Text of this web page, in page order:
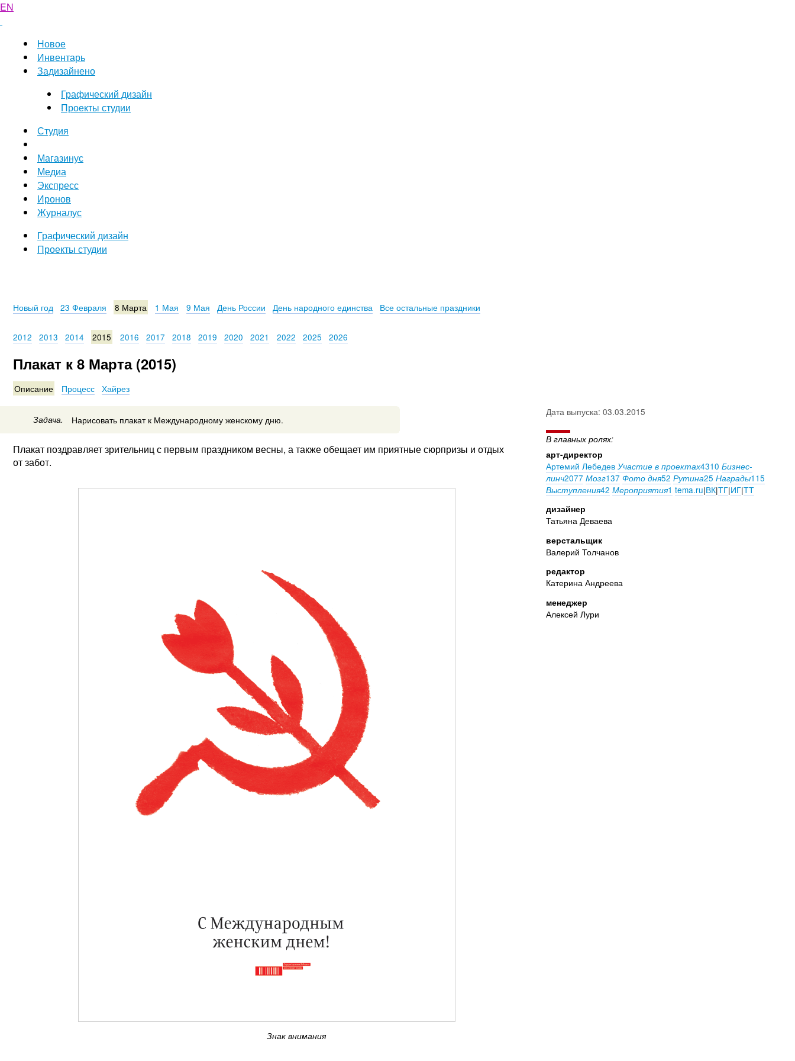
EN
Новое
Инвентарь
Задизайнено
Графический дизайн
Проекты студии
Студия
Магазинус
Медиа
Экспресс
Иронов
Журналус
Графический дизайн
Проекты студии
Новый год 23 Февраля 8 Марта 1 Мая 9 Мая День России День народного единства Все остальные праздники
2012 2013 2014 2015 2016 2017 2018 2019 2020 2021 2022 2025 2026
Плакат к 8 Марта (2015)
Описание Процесс Хайрез
Задача. Нарисовать плакат к Международному женскому дню.
Плакат поздравляет зрительниц с первым праздником весны, а также обещает им приятные сюрпризы и отдых
от забот.
Знак внимания
Дата выпуска: 03.03.2015
В главных ролях:
арт-директор
Артемий Лебедев Участие в проектах4310 Бизнес-
линч2077 Мозг137 Фото дня52 Рутина25 Награды115
Выступления42 Мероприятия1 tema.ru|ВК|ТГ|ИГ|ТТ
дизайнер
Татьяна Деваева
верстальщик
Валерий Толчанов
редактор
Катерина Андреева
менеджер
Алексей Лури